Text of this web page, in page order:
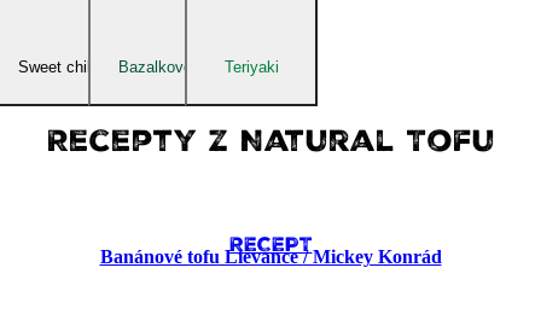
Sweet chilli Bazalkové Teriyaki
Recepty z Natural Tofu
RECEPT
Banánové tofu Lievance​ / Mickey Konrád